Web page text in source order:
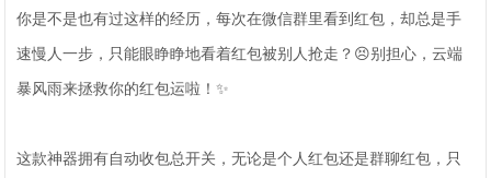
你是不是也有过这样的经历，每次在微信群里看到红包，却总是手
速慢人一步，只能眼睁睁地看着红包被别人抢走？😣别担心，云端
暴风雨来拯救你的红包运啦！✨
这款神器拥有自动收包总开关，无论是个人红包还是群聊红包，只